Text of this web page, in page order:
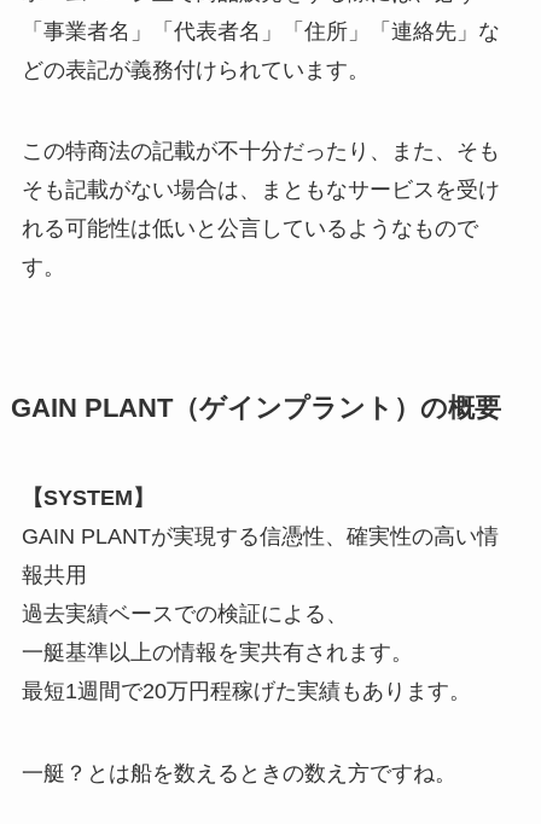
「事業者名」「代表者名」「住所」「連絡先」な
どの表記が義務付けられています。
この特商法の記載が不十分だったり、また、そも
そも記載がない場合は、まともなサービスを受け
れる可能性は低いと公言しているようなもので
す。
GAIN PLANT（ゲインプラント）の概要
【SYSTEM】
GAIN PLANTが実現する信憑性、確実性の高い情
報共用
過去実績ベースでの検証による、
一艇基準以上の情報を実共有されます。
最短1週間で20万円程稼げた実績もあります。
一艇？とは船を数えるときの数え方ですね。